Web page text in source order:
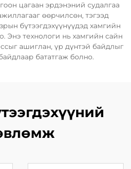
цагаан эрдэнэний судалгаа
өөрчилсөн, тэгээд
бүтээгдэхүүнүүдэд хамгийн
Энэ технологи нь хамгийн сайн
ашиглан, үр дүнтэй байдлыг
бататгаж болно.